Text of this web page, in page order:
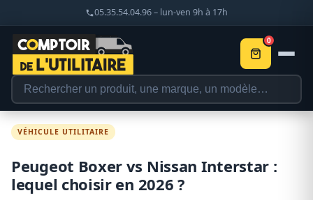
05.35.54.04.96 – lun-ven 9h à 17h
0
VÉHICULE UTILITAIRE
Peugeot Boxer vs Nissan Interstar :
lequel choisir en 2026 ?